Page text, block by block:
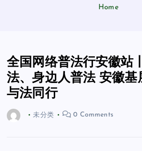
Home
全国网络普法行安徽站
法、身边人普法 安徽基
与法同行
未分类 0 Comments